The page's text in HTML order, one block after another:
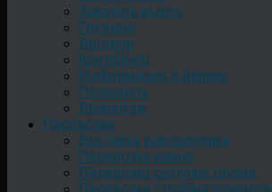
Заказать вывоз
Грузчики
Договор
Контейнер
Информация о фирме
Позвонить
Демонтаж
Перевозка
Доставка ракушечника
Перевозка камня
Перевозка сыпучих грузов
Перевозка стройматериалов